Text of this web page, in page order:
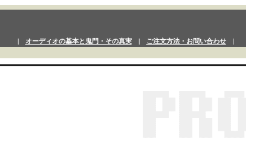
オーディオの基本と鬼門・その真実| ご注文方法・お問い合わせ|